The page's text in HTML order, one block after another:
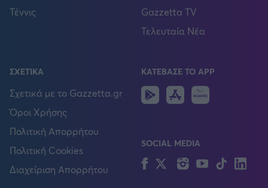
Τέννις
Gazzetta TV
Τελευταία Νέα
ΣΧΕΤΙΚΑ
Σχετικά με το Gazzetta.gr
Όροι Χρήσης
Πολιτική Απορρήτου
Πολιτική Cookies
Διαχείριση Απορρήτου
ΚΑΤΕΒΑΣΕ ΤΟ APP
Android
IOS
SOCIAL MEDIA
FacebookTwitterInstagram
YouTubeTikTok